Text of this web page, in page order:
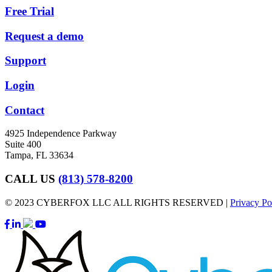
Free Trial
Request a demo
Support
Login
Contact
4925 Independence Parkway
Suite 400
Tampa, FL 33634
CALL US (813) 578-8200
© 2023 CYBERFOX LLC ALL RIGHTS RESERVED | Privacy